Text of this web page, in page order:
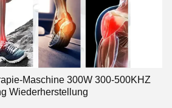
Maschine 300W 300-500KHZ
Wiederherstellung